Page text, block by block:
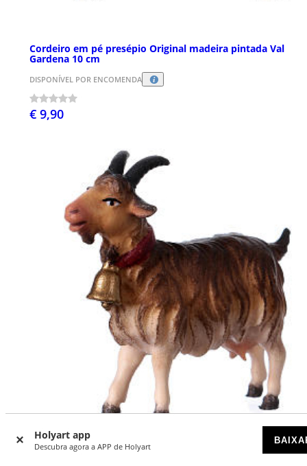
Holyart app
Descubra agora a APP de Holyart
Cordeiro em pé presépio Original madeira pintada Val
Gardena 10 cm
DISPONÍVEL POR ENCOMENDA
€ 9,90
Cabra com sino presépio Original madeira pintada Val